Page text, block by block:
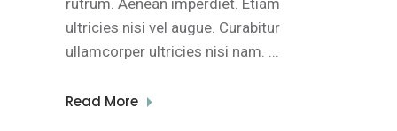
ultricies nisi vel augue. Curabitur
ullamcorper ultricies nisi nam.
Read More